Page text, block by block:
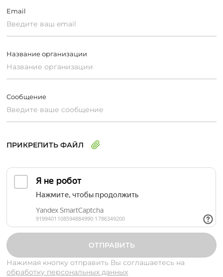
Email
Название организации
Сообщение
ПРИКРЕПИТЬ ФАЙЛ
Нажимая кнопку отправить Вы соглашаетесь на
обработку персональных данных